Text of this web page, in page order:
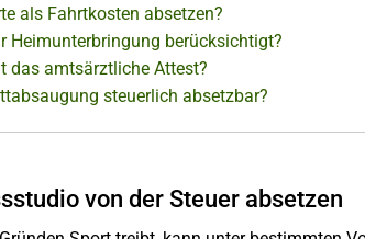
als Fahrtkosten absetzen?
Heimunterbringung berücksichtigt?
das amtsärztliche Attest?
steuerlich absetzbar?
von der Steuer absetzen